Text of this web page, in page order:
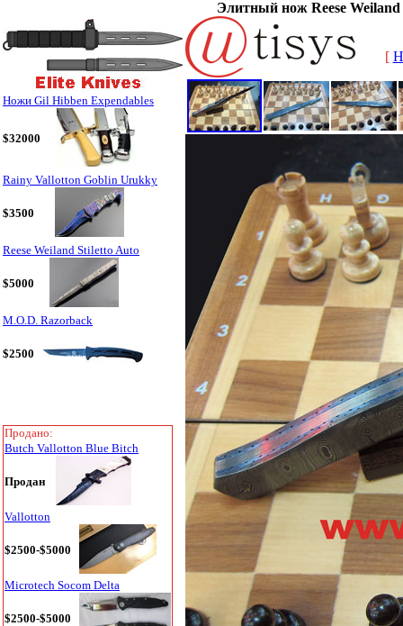
Элитный нож Reese
Ножи Gil Hibben Expendables
$32000
Rainy Vallotton Goblin Urukky
$3500
Reese Weiland Stiletto Auto
$5000
M.O.D. Razorback
$2500
Продано:
Butch Vallotton Blue Bitch
Продан
Vallotton
$2500-$5000
Microtech Socom Delta
$2500-$5000
[